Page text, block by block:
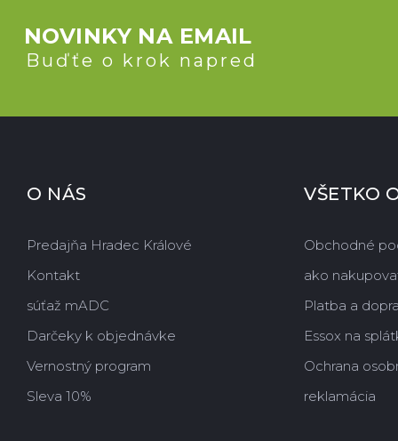
NOVINKY NA EMAIL
Buďťe o krok napred
O NÁS
Predajňa Hradec Králové
Kontakt
súťaž mADC
Darčeky k objednávke
Vernostný program
Sleva 10%
VŠETKO
Obchodné
ako
Platba a
Essox na
Ochrana
reklamácia